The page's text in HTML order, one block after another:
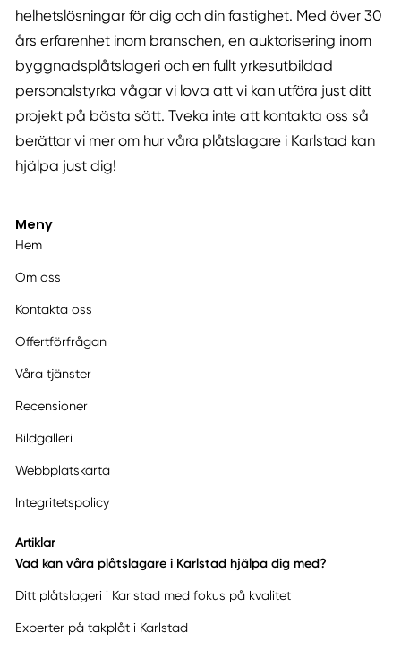
helhetslösningar för dig och din fastighet. Med över 30
års erfarenhet inom branschen, en auktorisering inom
byggnadsplåtslageri och en fullt yrkesutbildad
personalstyrka vågar vi lova att vi kan utföra just ditt
projekt på bästa sätt. Tveka inte att kontakta oss så
berättar vi mer om hur våra plåtslagare i Karlstad kan
hjälpa just dig!
Meny
Hem
Om oss
Kontakta oss
Offertförfrågan
Våra tjänster
Recensioner
Bildgalleri
Webbplatskarta
Integritetspolicy
Artiklar
Vad kan våra plåtslagare i Karlstad hjälpa dig med?
Ditt plåtslageri i Karlstad med fokus på kvalitet
Experter på takplåt i Karlstad